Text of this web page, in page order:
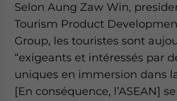
Selon Aung Zaw Win,
Tourism Product
Group, les touristes sont
“exigeants et intéressés par
uniques en immersion dans
[En conséquence, l’ASEAN]